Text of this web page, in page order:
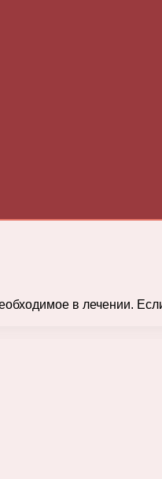
в лечении.